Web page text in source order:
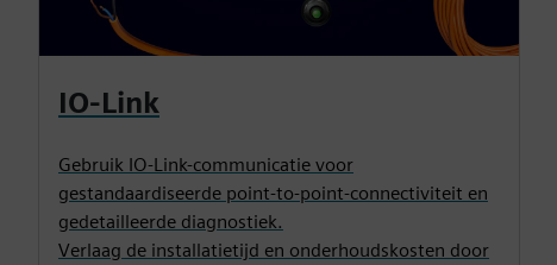
IO-Link
Gebruik IO-Link-communicatie voor
gestandaardiseerde point-to-point-connectiviteit en
gedetailleerde diagnostiek.
Verlaag de installatietijd en onderhoudskosten door